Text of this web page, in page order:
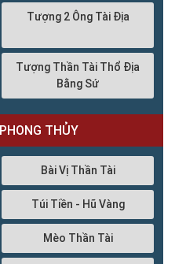
Tượng 2 Ông Tài Địa
Tượng Thần Tài Thổ Địa
Bằng Sứ
THỦY
Bài Vị Thần Tài
Túi Tiền - Hũ Vàng
Mèo Thần Tài